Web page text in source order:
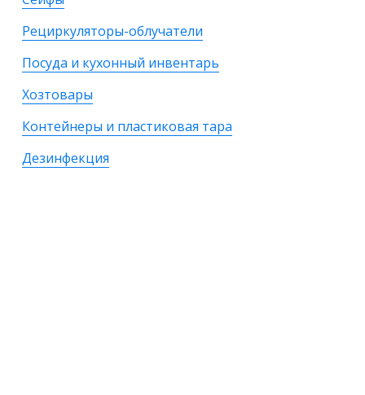
Рециркуляторы-облучатели
Посуда и кухонный инвентарь
Хозтовары
Контейнеры и пластиковая тара
Дезинфекция